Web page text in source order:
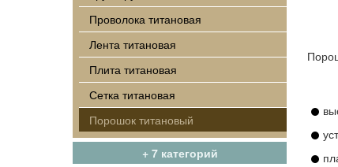
Проволока титановая
Лента титановая
Плита титановая
Сетка титановая
Порошок титановый
+ 7 категорий